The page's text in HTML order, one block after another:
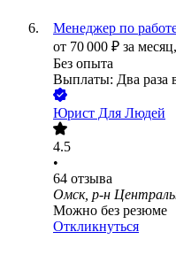
Менеджер по
от 70 000 ₽ за месяц,
Без опыта
Выплаты: Два раза
Юрист Для Людей
4.5
•
64 отзыва
Омск, р-н
Можно без резюме
Откликнуться